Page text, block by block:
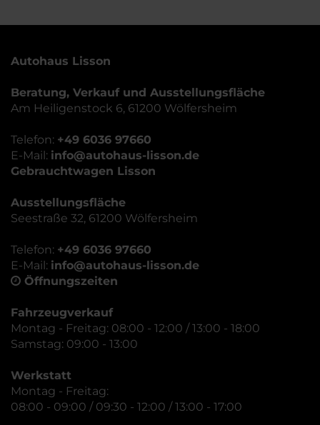
Autohaus Lisson
Beratung, Verkauf und Ausstellungsfläche
Am Heiligenstock 6, 61200 Wölfersheim
Telefon: +49 6036 97660
E-Mail: info@autohaus-lisson.de
Gebrauchtwagen Lisson
Ausstellungsfläche
Seestraße 32, 61200 Wölfersheim
Telefon: +49 6036 97660
E-Mail: info@autohaus-lisson.de
Öffnungszeiten
Fahrzeugverkauf
Montag - Freitag: 08:00 - 12:00 / 13:00 - 18:00
Samstag: 09:00 - 13:00
Werkstatt
Montag - Freitag:
08:00 - 09:00 / 09:30 - 12:00 / 13:00 - 17:00